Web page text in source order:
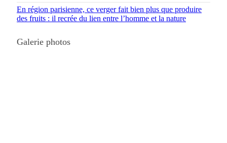
En région parisienne, ce verger fait bien plus que produire
des fruits : il recrée du lien entre l’homme et la nature
Galerie photos